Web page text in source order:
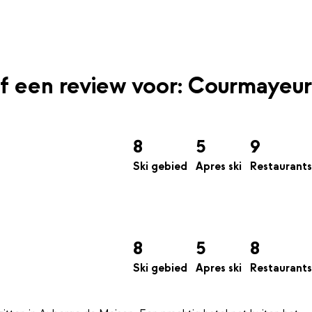
een review voor: Courmayeur
8
Ski gebied
5
Apres ski
9
Restaurants
8
Ski gebied
5
Apres ski
8
Restaurants